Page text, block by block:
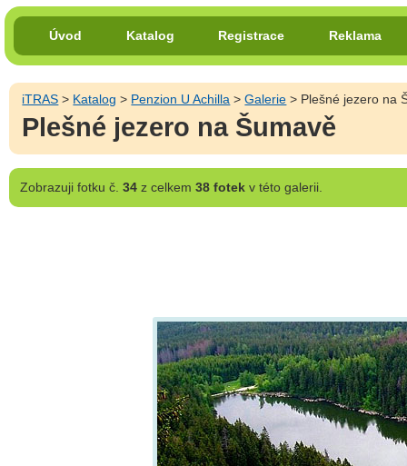
Úvod Katalog Registrace Reklama
iTRAS > Katalog > Penzion U Achilla >Galerie > Plešné jezero na
Plešné jezero na Šumavě
Zobrazujifotku č. 34z celkem 38 fotekv této galerii.